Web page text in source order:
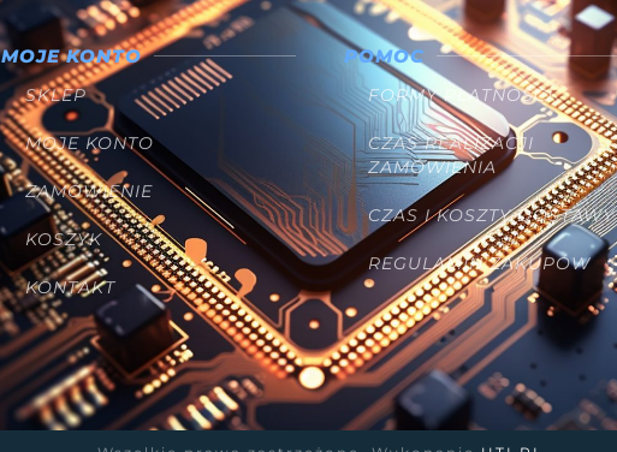
MOJE KONTO
SKLEP
MOJE KONTO
ZAMÓWIENIE
KOSZYK
KONTAKT
POMOC
FORMY PŁATNOŚCI
CZAS REALIZACJI
ZAMÓWIENIA
CZAS I KOSZTY DOSTAWY
REGULAMIN ZAKUPÓW